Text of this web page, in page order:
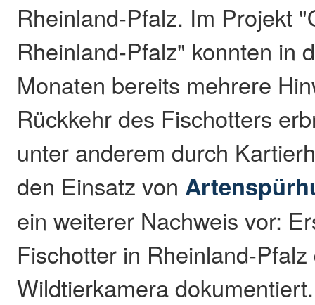
Rheinland-Pfalz. Im Projekt
Rheinland-Pfalz" konnten in
Monaten bereits mehrere
Rückkehr des Fischotters
unter anderem durch
den Einsatz von
ein weiterer Nachweis vor:
Fischotter in Rheinland-
Wildtierkamera dokumentiert.